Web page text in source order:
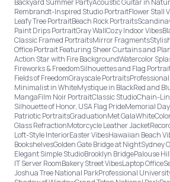
Backyard Summer PartyAcoustic Guitar in
Rembrandt-Inspired Studio PortraitFlower Stall
Leafy Tree PortraitBeach Rock Portraits
Paint Drips PortraitGray WallCozy Indoor Vibes
Classic Framed PortraitsMirror Fragments
Office Portrait Featuring Sheer Curtains and
Action Star with Fire BackgroundWatercolor
Fireworks & FreedomSilhouettes and Flag
Fields of FreedomGrayscale Portraits
Minimalist in WhiteMystique in BlackRed and
MangaFilm Noir PortraitClassic StudioChain-
Silhouette of Honor, USA Flag PrideMemorial Day
Patriotic PortraitsGraduationMet GalaWhite
Glass RefractionMotorcycle Leather Jacket
Loft-Style InteriorEaster VibesHawaiian Beach
BookshelvesGolden Gate Bridge at NightSydney
Elegant Simple StudioBrooklyn BridgePalouse
IT Server RoomBakery Street VibesLaptop Office
Joshua Tree National ParkProfessional